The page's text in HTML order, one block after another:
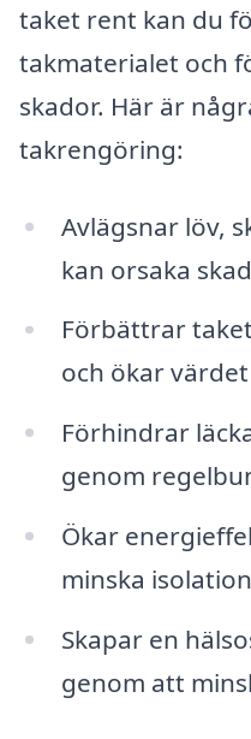
taket rent kan du
takmaterialet och
skador. Här är
takrengöring:
Avlägsnar löv,
kan orsaka
Förbättrar
och ökar
Förhindrar
genom
Ökar
minska
Skapar en
genom att